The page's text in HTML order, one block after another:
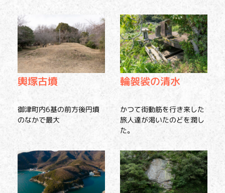
輿塚古墳
御津町内6基の前方後円墳
のなかで最大
輪袈裟の清水
かつて街動筋を行き来した
旅人達が渇いたのどを潤し
た。